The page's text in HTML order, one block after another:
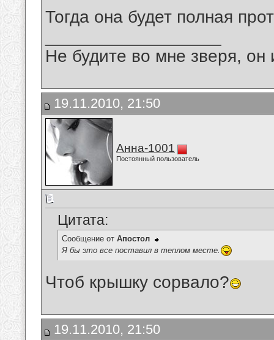
Тогда она будет полная
Не будите во мне зверя, он
19.11.2010, 21:50
Анна-1001
Постоянный пользователь
Цитата:
Сообщение от Апостол
Я бы это все поставил в теплом месте.
Чтоб крышку сорвало?
19.11.2010, 21:50